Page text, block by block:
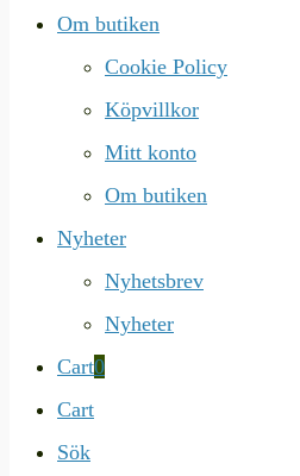
Om butiken
Cookie Policy
Köpvillkor
Mitt konto
Om butiken
Nyheter
Nyhetsbrev
Nyheter
Cart0
Cart
Sök